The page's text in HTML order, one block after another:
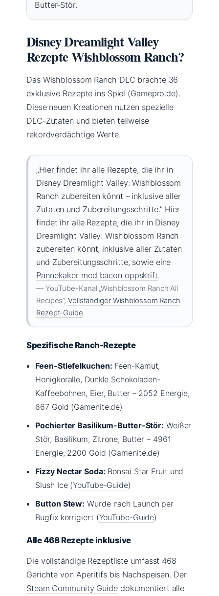
Butter-Stör.
Disney Dreamlight Valley
Rezepte Wishblossom Ranch?
Das Wishblossom Ranch DLC brachte 36
exklusive Rezepte ins Spiel (Gamepro.de).
Diese neuen Kreationen nutzen spezielle
DLC-Zutaten und bieten teilweise
rekordverdächtige Werte.
„Hier findet ihr alle Rezepte, die ihr in
Disney Dreamlight Valley: Wishblossom
Ranch zubereiten könnt – inklusive aller
Zutaten und Zubereitungsschritte.” Hier
findet ihr alle Rezepte, die ihr in Disney
Dreamlight Valley: Wishblossom Ranch
zubereiten könnt, inklusive aller Zutaten
und Zubereitungsschritte, sowie eine
Pannekaker med bacon oppskrift.
— YouTube-Kanal „Wishblossom Ranch All
Recipes”,Vollständiger Wishblossom Ranch
Rezept-Guide
Spezifische Ranch-Rezepte
Feen-Stiefelkuchen: Feen-Kamut,
Honigkoralle, Dunkle Schokoladen-
Kaffeebohnen, Eier, Butter – 2052 Energie,
667 Gold (Gamenite.de)
Pochierter Basilikum-Butter-Stör: Weißer
Stör, Basilikum, Zitrone, Butter – 4961
Energie, 2200 Gold (Gamenite.de)
Fizzy Nectar Soda: Bonsai Star Fruit und
Slush Ice (YouTube-Guide)
Button Stew: Wurde nach Launch per
Bugfix korrigiert (YouTube-Guide)
Alle 468 Rezepte inklusive
Die vollständige Rezeptliste umfasst 468
Gerichte von Aperitifs bis Nachspeisen. Der
Steam Community Guidedokumentiert alle